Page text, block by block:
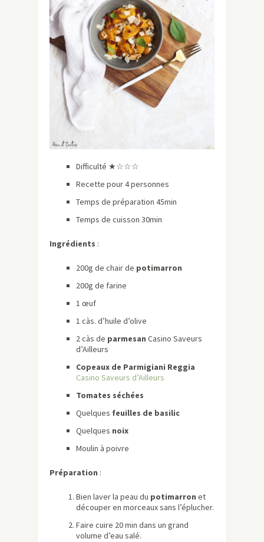
Difficulté ★☆☆☆
Recette pour 4 personnes
Temps de préparation 45min
Temps de cuisson 30min
Ingrédients :
200g de chair de potimarron
200g de farine
1 œuf
1 càs. d’huile d’olive
2 càs de parmesan Casino Saveurs
d’Ailleurs
Copeaux de Parmigiani Reggia
Casino Saveurs d’Ailleurs
Tomates séchées
Quelques feuilles de basilic
Quelques noix
Moulin à poivre
Préparation :
Bien laver la peau du potimarron et
découper en morceaux sans l’éplucher.
Faire cuire 20 min dans un grand
volume d’eau salé.